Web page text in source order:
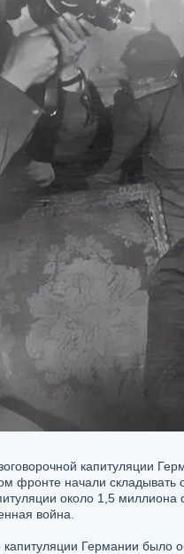
капитуляции
фронте начали складывать
около 1,5
война.
Германии было